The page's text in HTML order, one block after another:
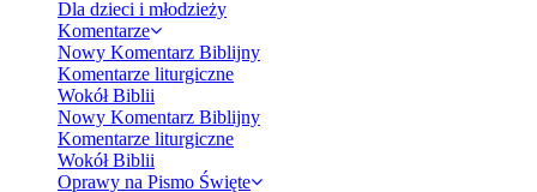
Dla dzieci i młodzieży
Komentarze
Nowy Komentarz Biblijny
Komentarze liturgiczne
Wokół Biblii
Nowy Komentarz Biblijny
Komentarze liturgiczne
Wokół Biblii
Oprawy na Pismo Święte